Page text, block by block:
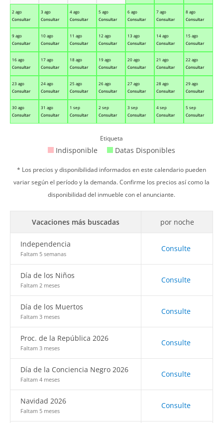
2 ago
Consultar
3 ago
Consultar
4 ago
Consultar
5 ago
Consultar
6 ago
Consultar
7 ago
Consultar
8 ago
Consultar
9 ago
Consultar
10 ago
Consultar
11 ago
Consultar
12 ago
Consultar
13 ago
Consultar
14 ago
Consultar
15 ago
Consultar
16 ago
Consultar
17 ago
Consultar
18 ago
Consultar
19 ago
Consultar
20 ago
Consultar
21 ago
Consultar
22 ago
Consultar
23 ago
Consultar
24 ago
Consultar
25 ago
Consultar
26 ago
Consultar
27 ago
Consultar
28 ago
Consultar
29 ago
Consultar
30 ago
Consultar
31 ago
Consultar
1 sep
Consultar
2 sep
Consultar
3 sep
Consultar
4 sep
Consultar
5 sep
Consultar
Etiqueta
Indisponible Datas Disponibles
* Los precios y disponibilidad informados en este calendario pueden
variar según el período y la demanda. Confirme los precios así como la
disponibilidad del inmueble con el anunciante.
Vacaciones más buscadas por noche
Independencia
Faltam 5 semanas
Consulte
Día de los Niños
Faltam 2 meses
Consulte
Día de los Muertos
Faltam 3 meses
Consulte
Proc. de la República 2026
Faltam 3 meses
Consulte
Día de la Conciencia Negro 2026
Faltam 4 meses
Consulte
Navidad 2026
Faltam 5 meses
Consulte